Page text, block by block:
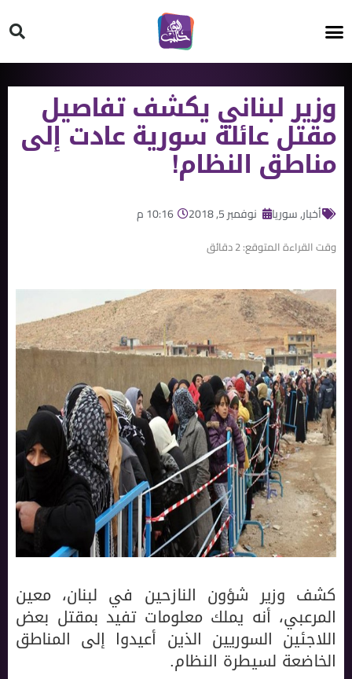
وزير لبناني يكشف تفاصيل
مقتل عائلة سورية عادت إلى
مناطق النظام!
أخبار,سوريا نوفمبر 5, 2018 10:16 م
وقت القراءة المتوقع:2دقائق
كشف وزير شؤون النازحين في لبنان، معين
المرعبي، أنه يملك معلومات تفيد بمقتل بعض
اللاجئين السوريين الذين أعيدوا إلى المناطق
الخاضعة لسيطرة النظام.